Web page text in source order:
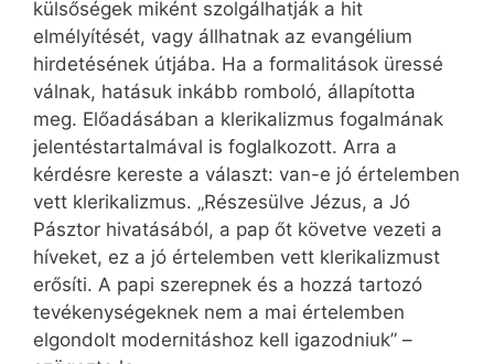
külsőségek miként szolgálhatják a hit
elmélyítését, vagy állhatnak az evangélium
hirdetésének útjába. Ha a formalitások üressé
válnak, hatásuk inkább romboló, állapította
meg. Előadásában a klerikalizmus fogalmának
jelentéstartalmával is foglalkozott. Arra a
kérdésre kereste a választ: van-e jó értelemben
vett klerikalizmus. „Részesülve Jézus, a Jó
Pásztor hivatásából, a pap őt követve vezeti a
híveket, ez a jó értelemben vett klerikalizmust
erősíti. A papi szerepnek és a hozzá tartozó
tevékenységeknek nem a mai értelemben
elgondolt modernitáshoz kell igazodniuk” –